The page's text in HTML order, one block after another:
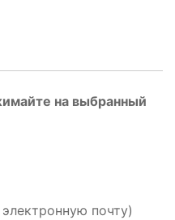
на выбранный
почту)